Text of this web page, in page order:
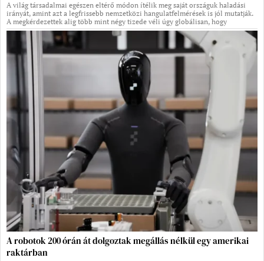
A világ társadalmai egészen eltérő módon ítélik meg saját országuk haladási
irányát, amint azt a legfrissebb nemzetközi hangulatfelmérések is jól mutatják.
A megkérdezettek alig több mint négy tizede véli úgy globálisan, hogy
A robotok 200 órán át dolgoztak megállás nélkül egy amerikai
raktárban